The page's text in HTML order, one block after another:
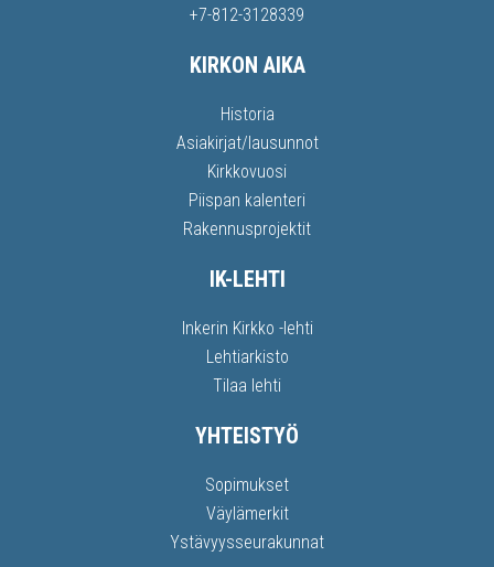
+7-812-3128339
KIRKON AIKA
Historia
Asiakirjat/lausunnot
Kirkkovuosi
Piispan kalenteri
Rakennusprojektit
IK-LEHTI
Inkerin Kirkko -lehti
Lehtiarkisto
Tilaa lehti
YHTEISTYÖ
Sopimukset
Väylämerkit
Ystävyysseurakunnat